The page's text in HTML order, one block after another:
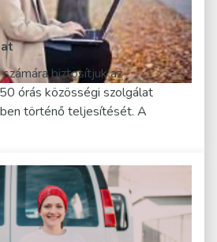
biztosítjuk az
órás közösségi szolgálat
történő teljesítését. A